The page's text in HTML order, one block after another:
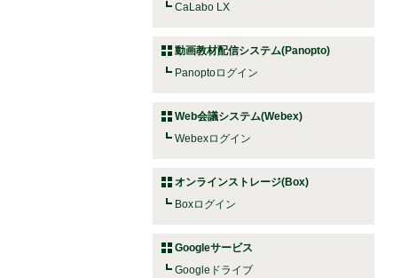
CaLabo LX
動画教材配信システム(Panopto)
Panoptoログイン
Web会議システム(Webex)
Webexログイン
オンラインストレージ(Box)
Boxログイン
Googleサービス
Googleドライブ